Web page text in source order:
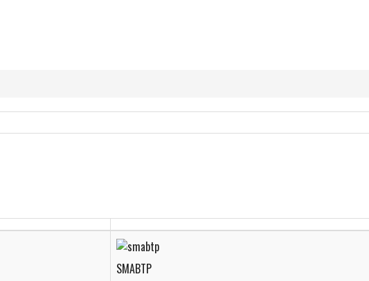
SMABTP